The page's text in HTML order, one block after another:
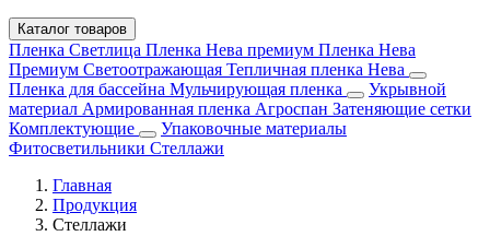
Каталог товаров
Пленка Светлица Пленка Нева премиум Пленка Нева
Премиум Светоотражающая Тепличная пленка Нева
Пленка для бассейна Мульчирующая пленка
Укрывной
материал Армированная пленка Агроспан Затеняющие сетки
Комплектующие
Упаковочные материалы
Фитосветильники Стеллажи
Главная
Продукция
Стеллажи